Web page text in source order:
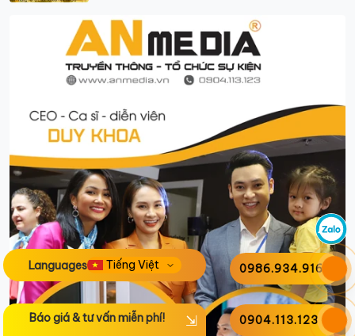
0986.934.916
0904.113.123
Languages
Báo giá & tư vấn miễn phí!